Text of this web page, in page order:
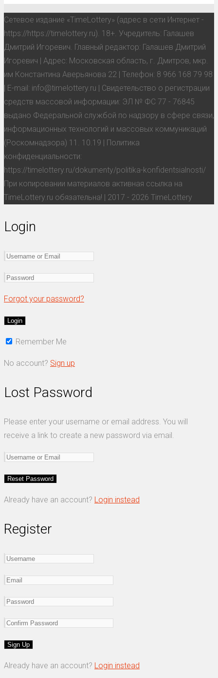
Сетевое издание «TimeLottery» (адрес в сети Интернет -
https://https://timelottery.ru). 18+. Учредитель: Галашев
Дмитрий Игоревич. Главный редактор: Галашев Дмитрий
Игоревич | Адрес: Московская область, г. Дмитров, мкр.
им Константина Аверьянова 22 | Телефон: 8 966 168 79 98
| E-mail: info@timelottery.ru | Свидетельство о регистрации
средств массовой информации: ЭЛ № ФС 77 - 76845
выдано Федеральной службой по надзору в сфере связи,
информационных технологий и массовых коммуникаций
(Роскомнадзора) 11. 10.19 | Политика
конфиденциальности:
https://timelottery.ru/dokumenty/politika-konfidentsialnosti/
При копировании материалов активная ссылка на
TimeLottery.ru обязательна! | 2017 - 2026 TimeLottery
Login
Forgot your password?
Remember Me
No account? Sign up
Lost Password
Please enter your username or email address. You will
receive a link to create a new password via email.
Already have an account? Login instead
Register
Already have an account? Login instead